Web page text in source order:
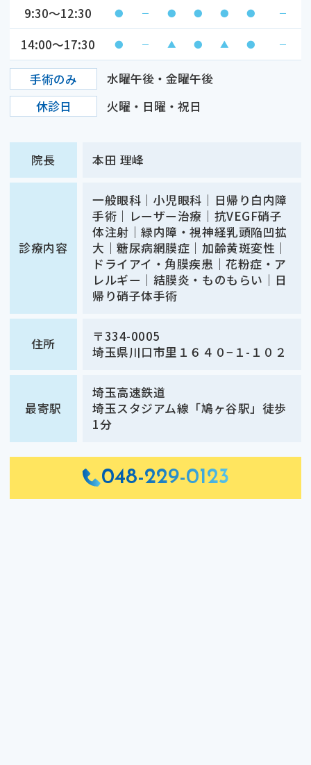
手術のみ
水曜午後・金曜午後
休診日
火曜・日曜・祝日
9:30～12:30
● － ● ● ● ● －
14:00～17:30 ● － ▲ ● ▲ ● －
院長 本田 理峰
診療内容
一般眼科｜小児眼科｜日帰り白内障
手術｜レーザー治療｜抗VEGF硝子
体注射｜緑内障・視神経乳頭陥凹拡
大｜糖尿病網膜症｜加齢黄斑変性｜
ドライアイ・角膜疾患｜花粉症・ア
レルギー｜結膜炎・ものもらい｜日
帰り硝子体手術
住所
〒334-0005
埼玉県川口市里１６４０−１-１０２
最寄駅
埼玉高速鉄道
埼玉スタジアム線「鳩ヶ谷駅」徒歩
1分
048-229-0123